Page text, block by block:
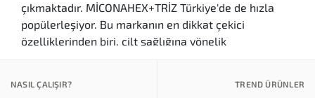
çıkmaktadır. MİCONAHEX+TRİZ Türkiye'de de hızla
popülerleşiyor. Bu markanın en dikkat çekici
özelliklerinden biri, cilt sağlığına yönelik
akne, egzama ve diğer cilt problemleri için ideal hale
NASIL ÇALIŞIR? TREND ÜRÜNLER